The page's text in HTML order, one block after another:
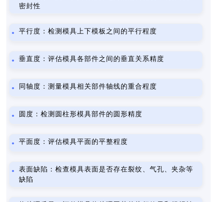
密封性
平行度：检测模具上下模板之间的平行程度
垂直度：评估模具各部件之间的垂直关系精度
同轴度：测量模具相关部件轴线的重合程度
圆度：检测圆柱形模具部件的圆形精度
平面度：评估模具平面的平整程度
表面缺陷：检查模具表面是否存在裂纹、气孔、夹杂等
缺陷